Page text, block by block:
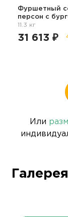
Фуршетный
персон с
11.3 кг
31 613 ₽
Или